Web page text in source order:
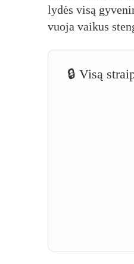
ly­dės vi­są
vuo­ja vai­kus
🔒 Visą